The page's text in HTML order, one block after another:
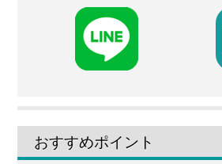
おすすめポイント